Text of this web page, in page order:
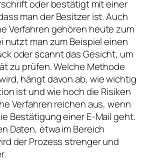
oder bestätigt mit einer
man der Besitzer ist. Auch
Verfahren gehören heute zum
nutzt man zum Beispiel einen
oder scannt das Gesicht, um
zu prüfen. Welche Methode
hängt davon ab, wie wichtig
ist und wie hoch die Risiken
Verfahren reichen aus, wenn
Bestätigung einer E-Mail geht.
Daten, etwa im Bereich
der Prozess strenger und